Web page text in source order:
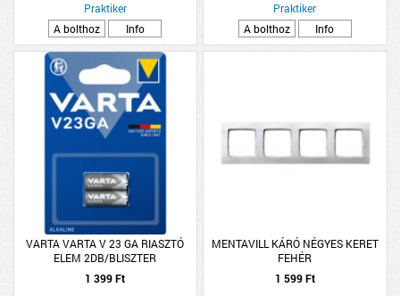
Praktiker
A bolthoz
Info
Praktiker
A bolthoz
Info
VARTA VARTA V 23 GA RIASZTÓ
ELEM 2DB/BLISZTER
1 399 Ft
MENTAVILL KÁRÓ NÉGYES KERET
FEHÉR
1 599 Ft